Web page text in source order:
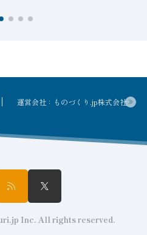
運営会社：ものづくり.jp株式会社
Inc. All rights reserved.